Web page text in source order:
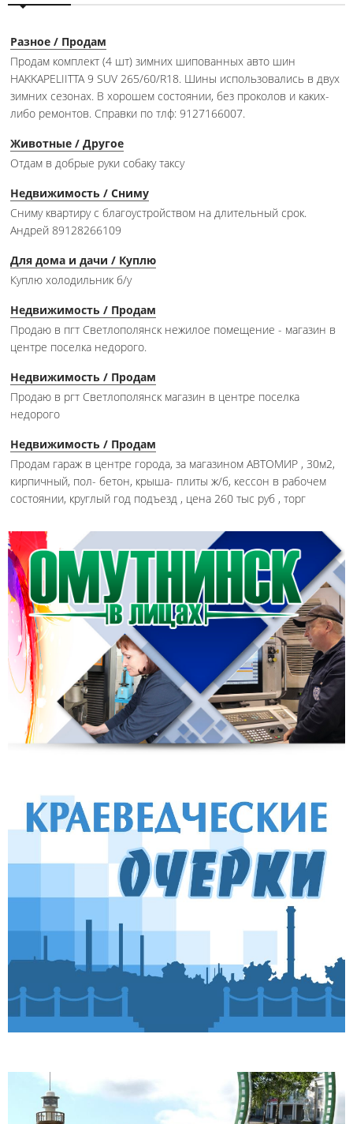
Разное / Продам
Продам комплект (4 шт) зимних шипованных авто шин
HAKKAPELIITTA 9 SUV 265/60/R18. Шины использовались в двух
зимних сезонах. В хорошем состоянии, без проколов и каких-
либо ремонтов. Справки по тлф: 9127166007.
Животные / Другое
Отдам в добрые руки собаку таксу
Недвижимость / Сниму
Сниму квартиру с благоустройством на длительный срок.
Андрей 89128266109
Для дома и дачи / Куплю
Куплю холодильник б/у
Недвижимость / Продам
Продаю в пгт Светлополянск нежилое помещение - магазин в
центре поселка недорого.
Недвижимость / Продам
Продаю в ргт Светлополянск магазин в центре поселка
недорого
Недвижимость / Продам
Продам гараж в центре города, за магазином АВТОМИР , 30м2,
кирпичный, пол- бетон, крыша- плиты ж/б, кессон в рабочем
состоянии, круглый год подъезд , цена 260 тыс руб , торг